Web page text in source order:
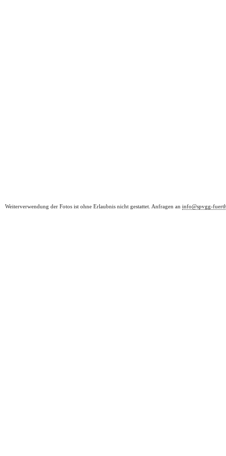
Weiterverwendung der Fotos ist ohne Erlaubnis nicht gestattet. Anfragen an info@spvgg-